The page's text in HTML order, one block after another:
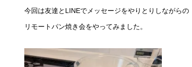
今回は友達とLINEでメッセージをやりとりしながらの
リモートパン焼き会をやってみました。